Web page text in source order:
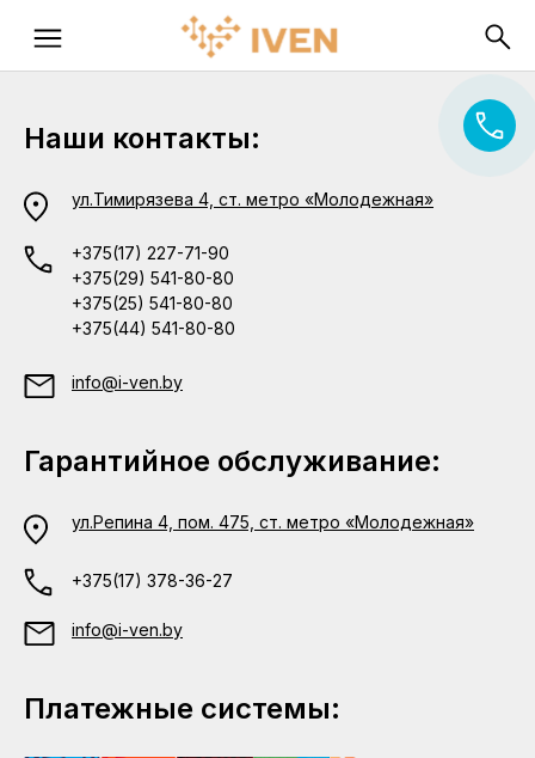
Наши контакты:
ул.Тимирязева 4, ст. метро «Молодежная»
+375(17) 227-71-90
+375(29) 541-80-80
+375(25) 541-80-80
+375(44) 541-80-80
info@i-ven.by
Гарантийное обслуживание:
ул.Репина 4, пом. 475, ст. метро «Молодежная»
+375(17) 378-36-27
info@i-ven.by
Платежные системы: